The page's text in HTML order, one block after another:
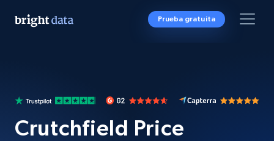
Prueba gratuita
Crutchfield Price